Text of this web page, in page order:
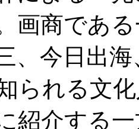
画商であ
、今日出
られる文
紹介する